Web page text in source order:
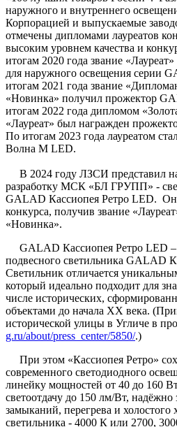
наружного и внутреннего
Корпорацией и выпускаемые
отмечены дипломами лауреатов
высоким уровнем качества и
итогам 2020 года звание
для наружного освещения серии
итогам 2021 года звание
«Новинка» получил прожектор
итогам 2022 года дипломом
«Лауреат» был награжден
По итогам 2023 года лауреатом
Волна М LED.
В 2024 году ЛЗСИ представил
разработку МСК «БЛ ГРУПП» -
GALAD Кассиопея Ретро LED. Он
конкурса, получив звание
«Новинка».
GALAD Кассиопея Ретро LED –
подвесного светильника GALAD
Светильник отличается
который идеально подходит для
числе исторических,
объектами до начала XX века.
исторической улицы в Угличе в
g.ru/about/press_center/5850/.)
При этом «Кассиопея Ретро»
современного светодиодного
линейку мощностей от 40 до 160
светоотдачу до 150 лм/Вт,
замыканий, перегрева и холостого
светильника - 4000 К или 2700,